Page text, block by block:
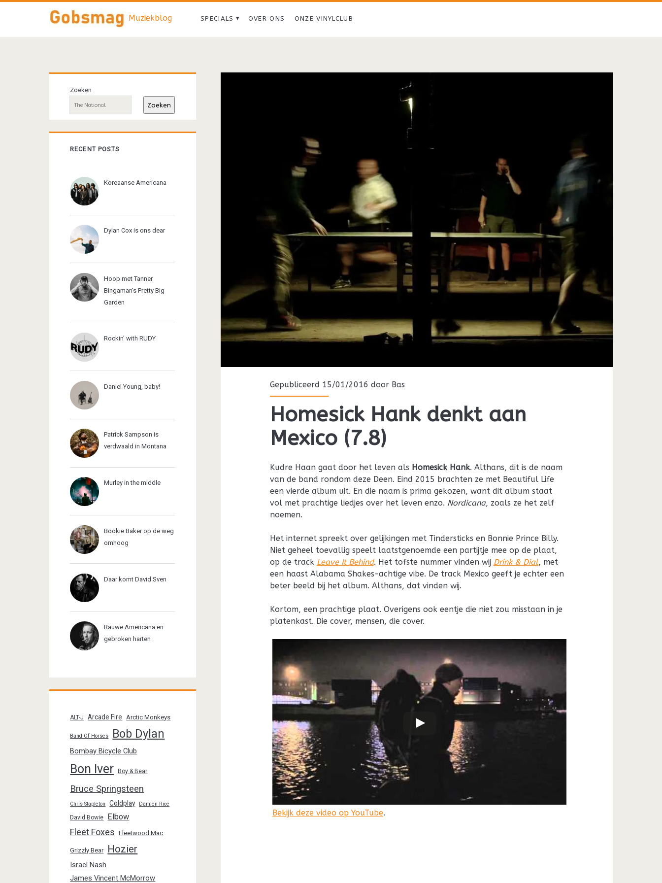
Muziekblog SPECIALS OVER ONS ONZE VINYLCLUB
Gepubliceerd 15/01/2016 door Bas
Homesick Hank denkt aan
Mexico (7.8)
Kudre Haan gaat door het leven als Homesick Hank. Althans, dit is de naam
van de band rondom deze Deen. Eind 2015 brachten ze met Beautiful Life
een vierde album uit. En die naam is prima gekozen, want dit album staat
vol met prachtige liedjes over het leven enzo. Nordicana, zoals ze het zelf
noemen.
Het internet spreekt over gelijkingen met Tindersticks en Bonnie Prince Billy.
Niet geheel toevallig speelt laatstgenoemde een partijtje mee op de plaat,
op de track Leave It Behind. Het tofste nummer vinden wij Drink & Dial, met
een haast Alabama Shakes-achtige vibe. De track Mexico geeft je echter een
beter beeld bij het album. Althans, dat vinden wij.
Kortom, een prachtige plaat. Overigens ook eentje die niet zou misstaan in je
platenkast. Die cover, mensen, die cover.
Bekijk deze video op YouTube.
Primaire
sidebar
Zoeken
Zoeken
RECENT POSTS
Koreaanse Americana
Dylan Cox is ons dear
Hoop met Tanner
Bingaman's Pretty Big
Garden
Rockin' with RUDY
Daniel Young, baby!
Patrick Sampson is
verdwaald in Montana
Murley in the middle
Bookie Baker op de weg
omhoog
Daar komt David Sven
Rauwe Americana en
gebroken harten
ALT-J Arcade Fire Arctic Monkeys
Band Of Horses Bob Dylan
Bombay Bicycle Club
Bon Iver Boy & Bear
Bruce Springsteen
Chris Stapleton Coldplay Damien Rice
David Bowie Elbow
Fleet Foxes Fleetwood Mac
Grizzly Bear Hozier
Israel Nash
James Vincent McMorrow